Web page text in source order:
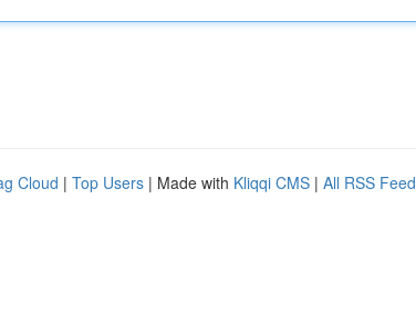
Cloud | Top Users | Made with Kliqqi CMS | All RSS